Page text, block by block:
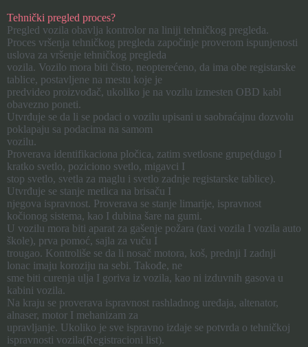
Tehnički pregled proces?
Pregled vozila obavlja kontrolor na liniji tehničkog pregleda.
Proces vršenja tehničkog pregleda započinje proverom ispunjenosti
uslova za vršenje tehničkog pregleda
vozila. Vozilo mora biti čisto, neopterećeno, da ima obe registarske
tablice, postavljene na mestu koje je
predvideo proizvođač, ukoliko je na vozilu izmesten OBD kabl
obavezno poneti.
Utvrđuje se da li se podaci o vozilu upisani u saobraćajnu dozvolu
poklapaju sa podacima na samom
vozilu.
Proverava identifikaciona pločica, zatim svetlosne grupe(dugo I
kratko svetlo, poziciono svetlo, migavci I
stop svetlo, svetla za maglu i svetlo zadnje registarske tablice).
Utvrđuje se stanje metlica na brisaču I
njegova ispravnost. Proverava se stanje limarije, ispravnost
kočionog sistema, kao I dubina šare na gumi.
U vozilu mora biti aparat za gašenje požara (taxi vozila I vozila auto
škole), prva pomoć, sajla za vuču I
trougao. Kontroliše se da li nosač motora, koš, prednji I zadnji
lonac imaju koroziju na sebi. Takođe, ne
sme biti curenja ulja I goriva iz vozila, kao ni izduvnih gasova u
kabini vozila.
Na kraju se proverava ispravnost rashladnog uređaja, altenator,
alnaser, motor I mehanizam za
upravljanje. Ukoliko je sve ispravno izdaje se potvrda o tehničkoj
ispravnosti vozila(Registracioni list).